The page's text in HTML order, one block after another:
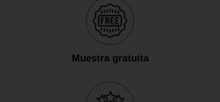
Muestra gratuita